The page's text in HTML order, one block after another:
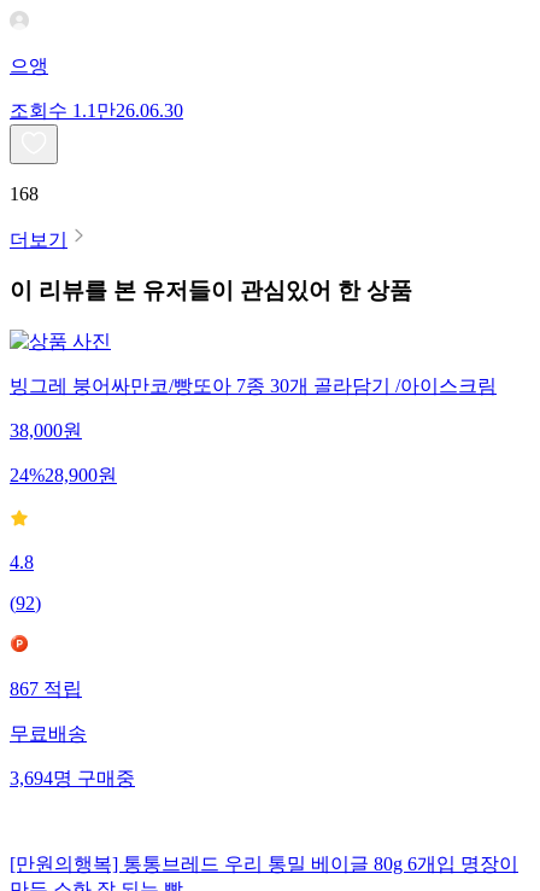
으앵
조회수 1.1만26.06.30
168
더보기
이 리뷰를 본 유저들이 관심있어 한 상품
빙그레 붕어싸만코/빵또아 7종 30개 골라담기 /아이스크림
38,000원
24%28,900원
4.8
(92)
867 적립
무료배송
3,694명 구매중
[만원의행복] 통통브레드 우리 통밀 베이글 80g 6개입 명장이